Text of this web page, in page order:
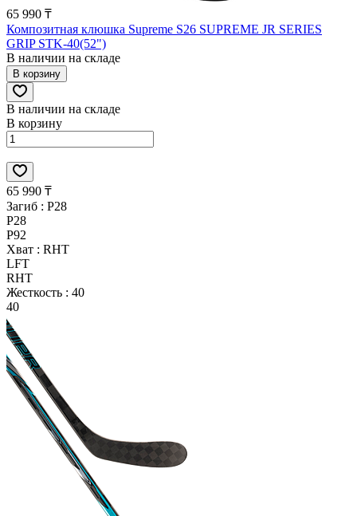
65 990 ₸
Композитная клюшка Supreme S26 SUPREME JR SERIES
GRIP STK-40(52")
В наличии на складе
В корзину
В наличии на складе
В корзину
65 990 ₸
Загиб : P28
P28
P92
Хват : RHT
LFT
RHT
Жесткость : 40
40